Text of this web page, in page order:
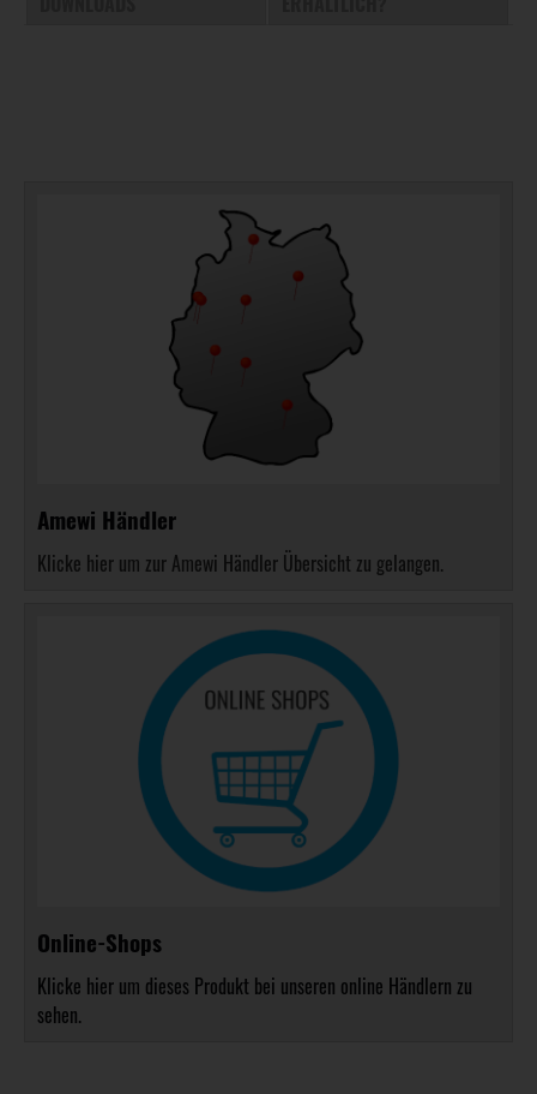
Amewi Händler
Klicke hier um zur Amewi Händler Übersicht zu gelangen.
Online-Shops
Klicke hier um dieses Produkt bei unseren online Händlern zu
sehen.